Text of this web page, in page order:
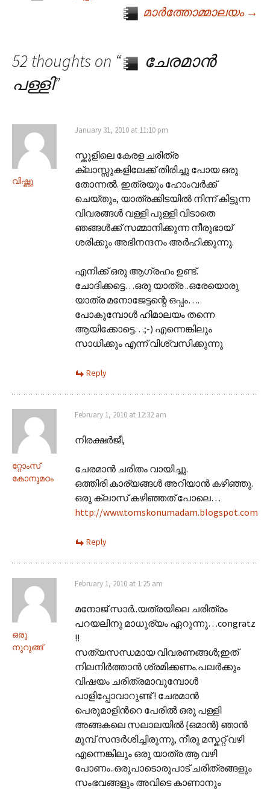
Post navigationമാര്‍ത്തോമ്മാലയം →
52 thoughts on “
ചേരമാന്‍
പള്ളി”
വിഷ്ണു
January 31, 2010 at 11:10 pm
സ്കൂളിലെ കേരള ചരിത്ര
ക്ലാസ്സുകളിലേക്ക് തിരിച്ചു പോയ ഒരു
തോന്നല്‍. ഇത്രയും ഹോംവര്‍ക്ക്‌
ചെയ്തും, യാത്രക്കിടയില്‍ നിന്ന് കിട്ടുന്ന
വിവരങ്ങള്‍ വള്ളി പുള്ളി വിടാതെ
ഞങ്ങള്‍ക്ക് സമ്മാനിക്കുന്ന നീരുഭായ്
ശരിക്കും അഭിനന്ദനം അര്‍ഹിക്കുന്നു.
എനിക്ക് ഒരു ആഗ്രഹം ഉണ്ട്.
ചോദിക്കട്ടെ…ഒരു യാത്ര ..ഒരേയൊരു
യാത്ര മനോജേട്ടന്റെ ഒപ്പം….
പോകുമ്പോള്‍ ഹിമാലയം തന്നെ
ആയിക്കോട്ടെ…;-) എന്നെങ്കിലും
സാധിക്കും എന്ന് വിശ്വസിക്കുന്നു
Reply
റ്റോംസ്
കോനുമഠം
February 1, 2010 at 12:32 am
നിരക്ഷര്‍ജീ,
ചേരമാന്‍ ചരിതം വായിച്ചു.
ഒത്തിരി കാര്യങ്ങള്‍ അറിയാന്‍ കഴിഞ്ഞു.
ഒരു ക്ലാസ് കഴിഞ്ഞത് പോലെ…
http://www.tomskonumadam.blogspot.com
Reply
ഒരു
നുറുങ്ങ്
February 1, 2010 at 1:25 am
മനോജ് സാര്‍..യത്രയിലെ ചരിത്രം
പറയലിനു മാധുര്യം ഏറുന്നു…congratz
!!
സത്യസന്ധമായ വിവരണങ്ങള്‍;ഇത്
നിലനിര്‍ത്താന്‍ ശ്രമിക്കണം.പലര്‍ക്കും
വിഷയം ചരിത്രമാവുമ്പോള്‍
പാളിപ്പോവാറുണ്ട് ! ചേരമാന്‍
പെരുമാളിന്‍റെ പേരില്‍ ഒരു പള്ളി
അങ്ങകലെ സലാലയില്‍ {ഒമാന്‍} ഞാന്‍
മുമ്പ് സന്ദര്‍ശിച്ചിരുന്നു, നീരു മസ്കറ്റ് വഴി
എന്നെങ്കിലും ഒരു യാത്ര ആ വഴി
പോണം..ഒരുപാടൊരുപാട് ചരിത്രങ്ങളും
സംഭവങ്ങളും അവിടെ കാണാനും